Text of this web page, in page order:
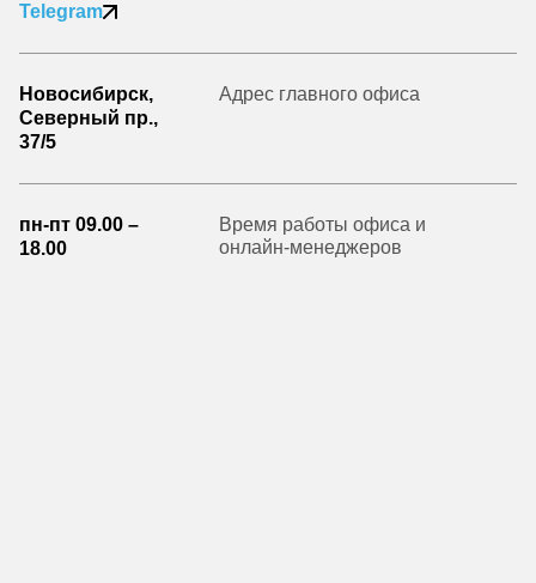
Telegram
Новосибирск,
Северный пр.,
37/5
Адрес главного офиса
пн-пт 09.00 –
18.00
Время работы офиса и
онлайн-менеджеров